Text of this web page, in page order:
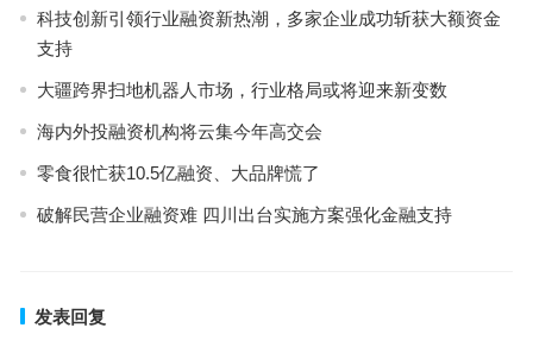
科技创新引领行业融资新热潮，多家企业成功斩获大额资金
支持
大疆跨界扫地机器人市场，行业格局或将迎来新变数
海内外投融资机构将云集今年高交会
零食很忙获10.5亿融资、大品牌慌了
破解民营企业融资难 四川出台实施方案强化金融支持
发表回复